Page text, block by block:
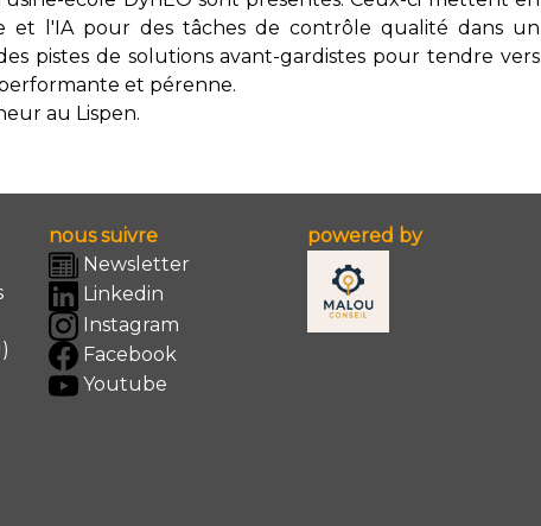
et l'IA pour des tâches de contrôle qualité dans un
pistes de solutions avant-gardistes pour tendre vers
et pérenne.
au Lispen.
nous suivre
Newsletter
Linkedin
Instagram
Facebook
Youtube
powered by